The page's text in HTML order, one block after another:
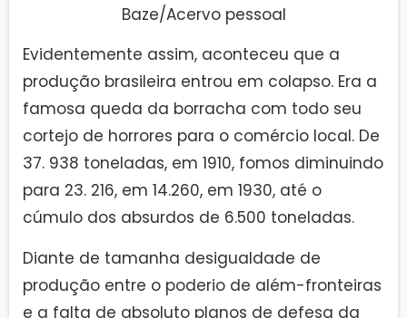
Baze/Acervo pessoal
Evidentemente assim, aconteceu que a
produção brasileira entrou em colapso. Era a
famosa queda da borracha com todo seu
cortejo de horrores para o comércio local. De
37. 938 toneladas, em 1910, fomos diminuindo
para 23. 216, em 14.260, em 1930, até o
cúmulo dos absurdos de 6.500 toneladas.
Diante de tamanha desigualdade de
produção entre o poderio de além-fronteiras
e a falta de absoluto planos de defesa da